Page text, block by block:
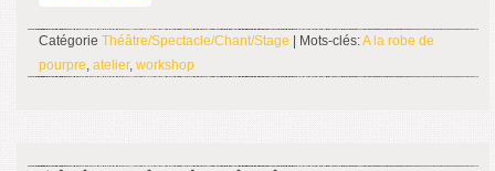
Catégorie Théâtre/Spectacle/Chant/Stage | Mots-clés:A la robe de
pourpre, atelier, workshop